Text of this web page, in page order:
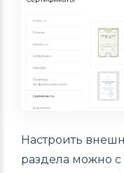
Настроить
раздела можно